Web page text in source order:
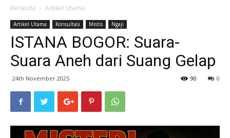
Beranda Artikel Utama
Artikel Utama Konsultasi Mistis Ngaji
ISTANA BOGOR: Suara-
Suara Aneh dari Suang Gelap
24th November 2025 0
90